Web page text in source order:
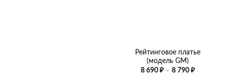
Рейтинговое платье
(модель GM)
8 690 ₽ – 8 790 ₽